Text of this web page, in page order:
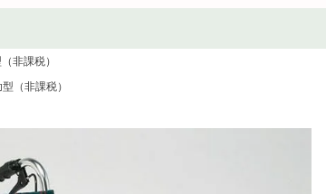
もぐさ・温灸用品／電子
温灸器
防護具
非課税）
（非課税）